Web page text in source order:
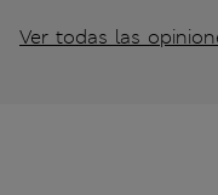
Ver todas las